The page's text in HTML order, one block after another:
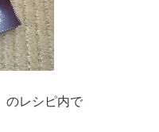
のレシピ内で